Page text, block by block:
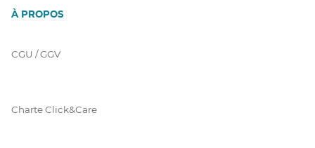
À PROPOS
CGU / GGV
Charte Click&Care